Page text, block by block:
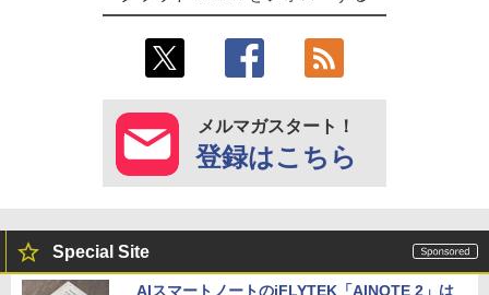
メルマガスタート！
登録はこちら
Special Site
AIスマートノートのiFLYTEK「AINOTE 2」は